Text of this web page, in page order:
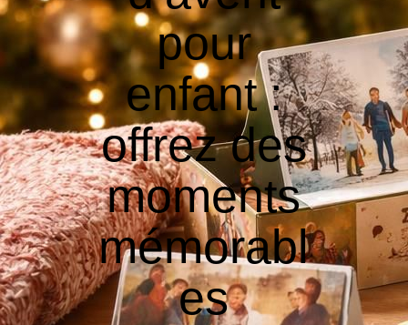
pour
enfant :
offrez des
moments
mémorabl
es